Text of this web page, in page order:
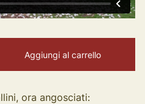
Aggiungi al carrello
ora angosciati: